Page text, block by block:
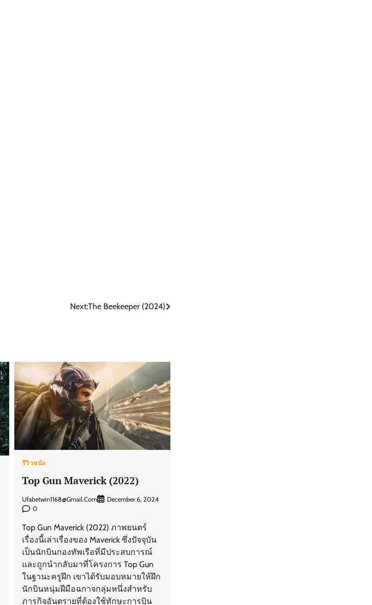
Next:The Beekeeper (2024)
รีวิวหนัง
Top Gun Maverick (2022)
Ufabetwin1168@gmail.com
December 6, 2024
0
Top Gun Maverick (2022) ภาพยนตร์
เรื่องนี้เล่าเรื่องของ Maverick ซึ่งปัจจุบัน
เป็นนักบินกองทัพเรือที่มีประสบการณ์
และถูกนำกลับมาที่โครงการ Top Gun
ในฐานะครูฝึก เขาได้รับมอบหมายให้ฝึก
นักบินหนุ่มฝีมือฉกาจกลุ่มหนึ่งสำหรับ
ภารกิจอันตรายที่ต้องใช้ทักษะการบิน